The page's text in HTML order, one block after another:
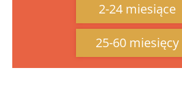
2-24 miesiące
25-60 miesięcy